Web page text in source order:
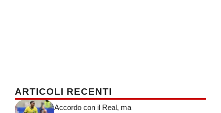
ARTICOLI RECENTI
Accordo con il Real, ma